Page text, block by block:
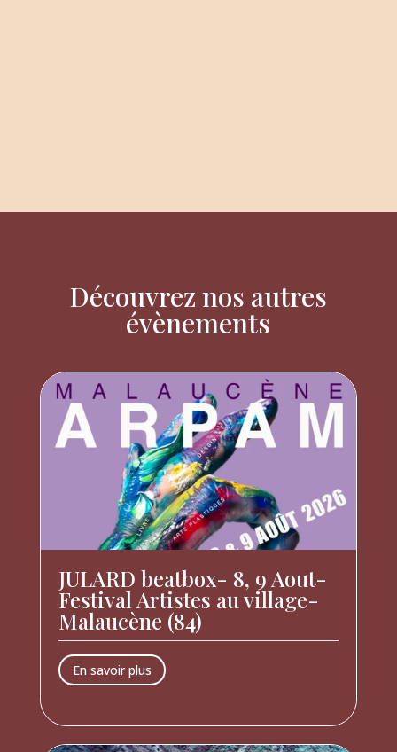
Découvrez nos autres
évènements
JULARD beatbox- 8, 9 Aout-
Festival Artistes au village-
Malaucène (84)
En savoir plus